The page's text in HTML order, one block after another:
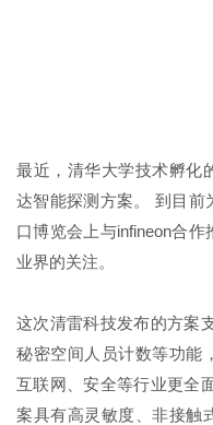
最近，清华大学技术孵化
达智能探测方案。 到目前
口博览会上与infineon合
业界的关注。
这次清雷科技发布的方案
秘密空间人员计数等功能
互联网、安全等行业更全
案具有高灵敏度、非接触